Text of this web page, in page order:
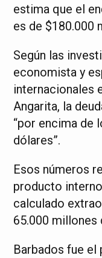
estima que el
es de $180.000
Según las
economista y
internacionales
Angarita, la
“por encima de
dólares”.
Esos números
producto
calculado
65.000 millones
Barbados fue el